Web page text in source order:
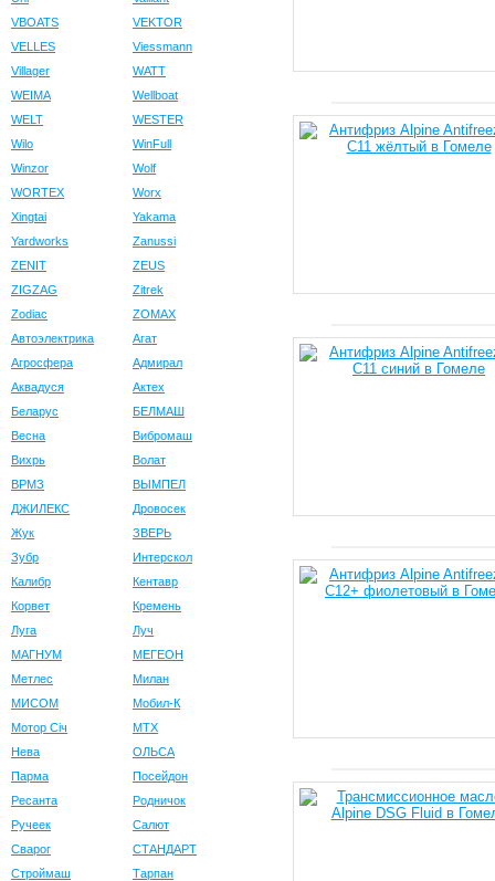
VBOATS
VEKTOR
VELLES
Viessmann
Villager
WATT
WEIMA
Wellboat
WELT
WESTER
Wilo
WinFull
Winzor
Wolf
WORTEX
Worx
Xingtai
Yakama
Yardworks
Zanussi
ZENIT
ZEUS
ZIGZAG
Zitrek
Zodiac
ZOMAX
Автоэлектрика
Агат
Агросфера
Адмирал
Аквадуся
Актех
Беларус
БЕЛМАШ
Весна
Вибромаш
Вихрь
Волат
ВРМЗ
ВЫМПЕЛ
ДЖИЛЕКС
Дровосек
Жук
ЗВЕРЬ
Зубр
Интерскол
Калибр
Кентавр
Корвет
Кремень
Луга
Луч
МАГНУМ
МЕГЕОН
Метлес
Милан
МИСОМ
Мобил-К
Мотор Сiч
МТХ
Нева
ОЛЬСА
Парма
Посейдон
Ресанта
Родничок
Ручеек
Салют
Сварог
СТАНДАРТ
Строймаш
Тарпан